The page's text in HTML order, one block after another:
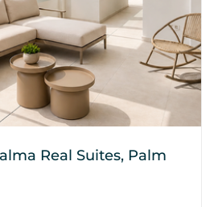
Real Suites, Palm